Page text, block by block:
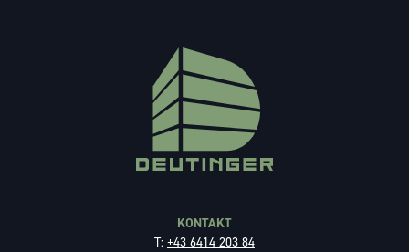
KONTAKT
T: +43 6414 203 84